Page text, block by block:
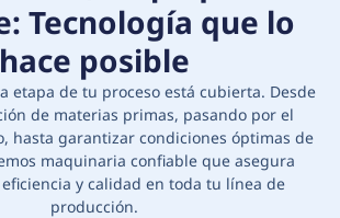
Tecnología que lo
hace posible
etapa de tu proceso está cubierta. Desde
de materias primas, pasando por el
hasta garantizar condiciones óptimas de
maquinaria confiable que asegura
y calidad en toda tu línea de
producción.